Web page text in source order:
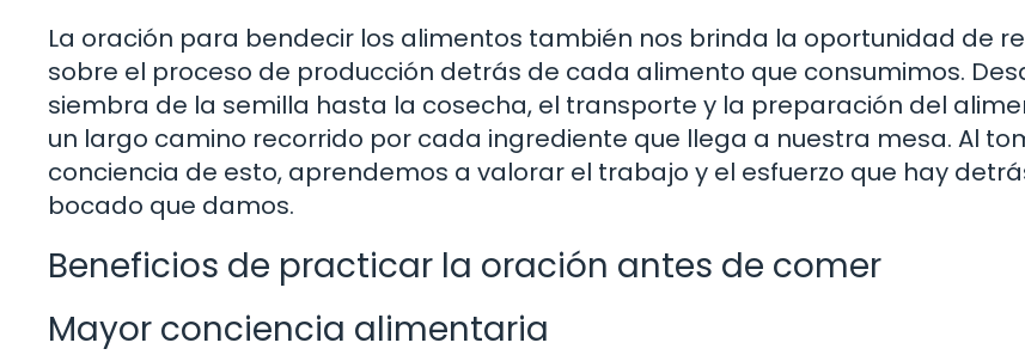
La oración para bendecir los alimentos también nos brinda la oportunidad de
sobre el proceso de producción detrás de cada alimento que consumimos.
siembra de la semilla hasta la cosecha, el transporte y la preparación del
un largo camino recorrido por cada ingrediente que llega a nuestra mesa. Al
conciencia de esto, aprendemos a valorar el trabajo y el esfuerzo que hay
bocado que damos.
Beneficios de practicar la oración antes de comer
Mayor conciencia alimentaria